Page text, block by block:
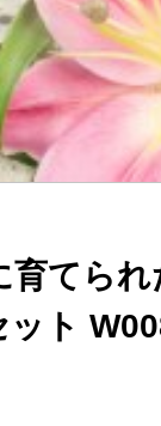
育てら
ト